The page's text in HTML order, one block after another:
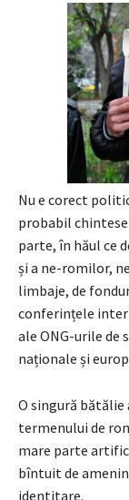
Nu e corect
probabil
parte, în hăul ce
și a ne-romilor,
limbaje, de
conferințele
ale ONG-urile
naționale și
O singură
termenului de
mare parte
bîntuit de
identitare.